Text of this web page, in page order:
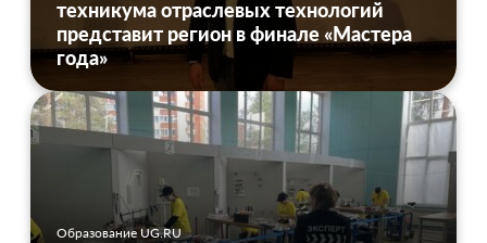
техникума отраслевых технологий
представит регион в финале «Мастера
года»
Образование UG.RU